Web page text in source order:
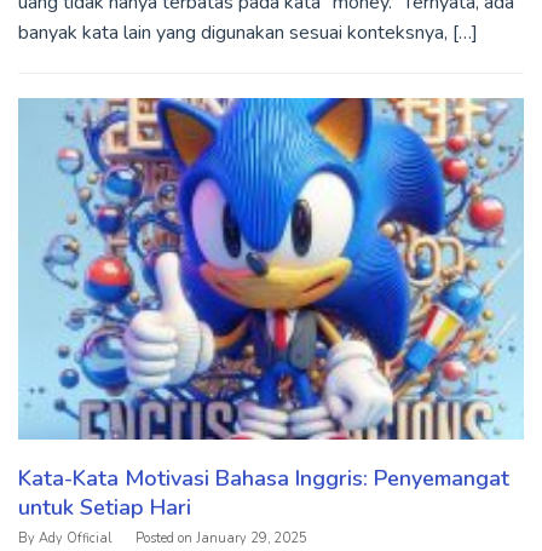
banyak kata lain yang digunakan sesuai konteksnya, […]
Kata-Kata Motivasi Bahasa Inggris: Penyemangat
untuk Setiap Hari
By Ady Official Posted on January 29, 2025